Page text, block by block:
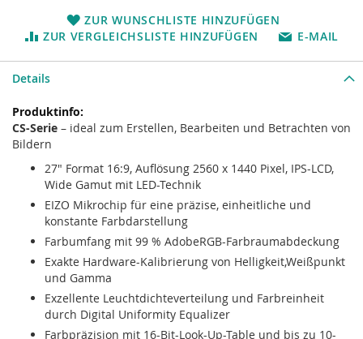
ZUR WUNSCHLISTE HINZUFÜGEN
ZUR VERGLEICHSLISTE HINZUFÜGEN
E-MAIL
Details
Mehr
Informationen
CS-Serie – ideal zum Erstellen, Bearbeiten und Betrachten von
Bildern
27" Format 16:9, Auflösung 2560 x 1440 Pixel, IPS-LCD,
Wide Gamut mit LED-Technik
EIZO Mikrochip für eine präzise, einheitliche und
konstante Farbdarstellung
Farbumfang mit 99 % AdobeRGB-Farbraumabdeckung
Exakte Hardware-Kalibrierung von Helligkeit,Weißpunkt
und Gamma
Exzellente Leuchtdichteverteilung und Farbreinheit
durch Digital Uniformity Equalizer
Farbpräzision mit 16-Bit-Look-Up-Table und bis zu 10-